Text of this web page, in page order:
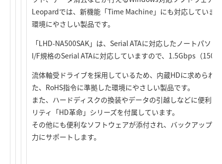
Leopardでは、新機能「Time Machine」にも対応していま
環境にやさしい製品です。
「LHD-NA500SAK」は、Serial ATAに対応したノートパソ
I/F規格のSerial ATAに対応していますので、1.5Gbps（
流体軸受ドライブを採用しているため、内蔵HDに求められ
た、RoHS指令に準拠した環境にやさしい製品です。
また、ハードディスクの換装やデータの引越しなどに便利
リティ「HD革命」シリーズを付属しています。
その他にも便利なソフトウェアが添付され、バックアップ
力にサポートします。